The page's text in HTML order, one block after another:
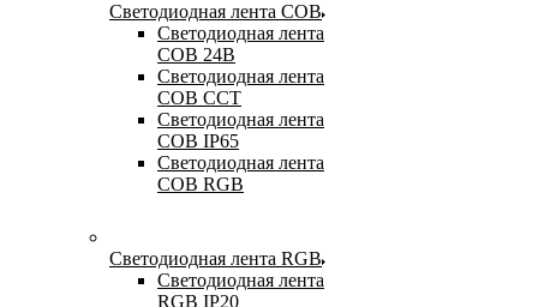
Светодиодная лента COB
Светодиодная лента
COB 24В
Светодиодная лента
COB CCT
Светодиодная лента
COB IP65
Светодиодная лента
COB RGB
Светодиодная лента RGB
Светодиодная лента
RGB IP20